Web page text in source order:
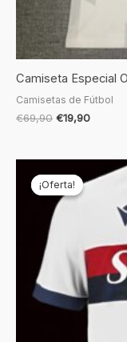
Camiseta Especial
Camisetas de Fútbol
€69,90 €19,90
¡Oferta!
¡Oferta!
precio
original
era:
precio
€19,90.